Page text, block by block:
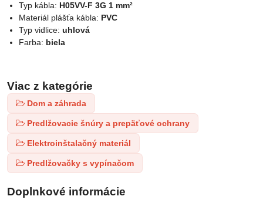
Typ kábla: H05VV-F 3G 1 mm²
Materiál plášťa kábla: PVC
Typ vidlice: uhlová
Farba: biela
Viac z kategórie
Dom a záhrada
Predlžovacie šnúry a prepäťové ochrany
Elektroinštalačný materiál
Predlžovačky s vypínačom
Doplnkové informácie